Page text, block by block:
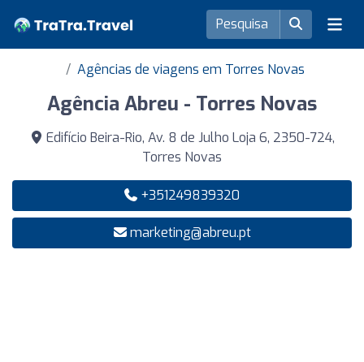
Agências de viagens em Torres Novas
Agência Abreu - Torres Novas
Edifício Beira-Rio, Av. 8 de Julho Loja 6, 2350-724,
Torres Novas
+351249839320
marketing@abreu.pt